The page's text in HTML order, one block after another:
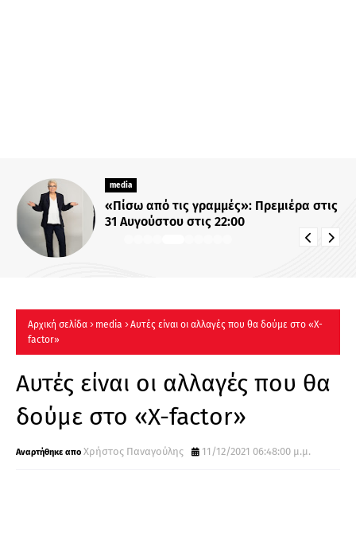
media
«Πίσω από τις γραμμές»: Πρεμιέρα στις
31 Αυγούστου στις 22:00
Αρχική σελίδα media
Αυτές είναι οι αλλαγές που θα δούμε στο «X-
factor»
Αυτές είναι οι αλλαγές που θα
δούμε στο «X-factor»
Χρήστος Παναγούλης 11/12/2021 06:48:00 μ.μ.